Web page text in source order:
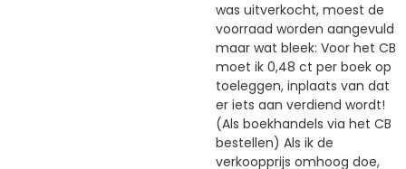
was uitverkocht, moest de
voorraad worden aangevuld
maar wat bleek: Voor het CB
moet ik 0,48 ct per boek op
toeleggen, inplaats van dat
er iets aan verdiend wordt!
(Als boekhandels via het CB
bestellen) Als ik de
verkoopprijs omhoog doe,